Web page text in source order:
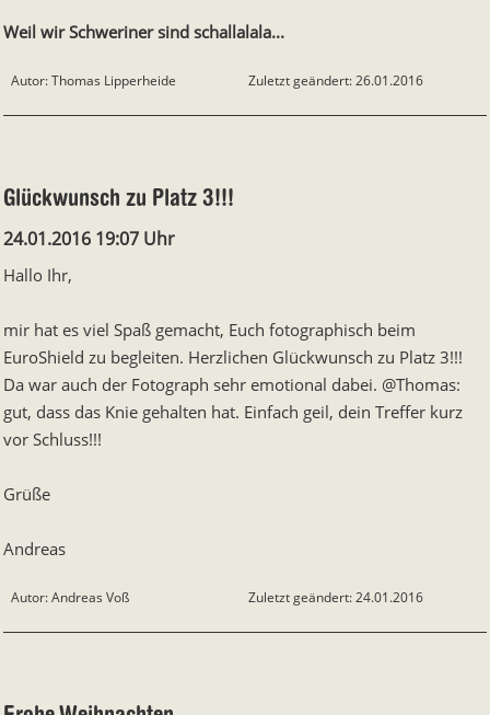
Weil wir Schweriner sind schallalala...
Autor: Thomas Lipperheide Zuletzt geändert: 26.01.2016
Glückwunsch zu Platz 3!!!
24.01.2016 19:07 Uhr
Hallo Ihr,
mir hat es viel Spaß gemacht, Euch fotographisch beim
EuroShield zu begleiten. Herzlichen Glückwunsch zu Platz 3!!!
Da war auch der Fotograph sehr emotional dabei. @Thomas:
gut, dass das Knie gehalten hat. Einfach geil, dein Treffer kurz
vor Schluss!!!
Grüße
Andreas
Autor: Andreas Voß Zuletzt geändert: 24.01.2016